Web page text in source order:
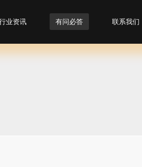
业资讯 有问必答 联系我们